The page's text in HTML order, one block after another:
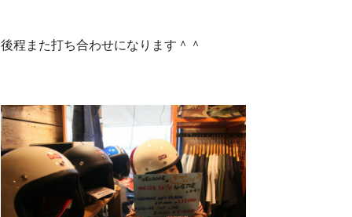
後程また打ち合わせになります＾＾